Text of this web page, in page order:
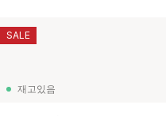
재고있음
SALE